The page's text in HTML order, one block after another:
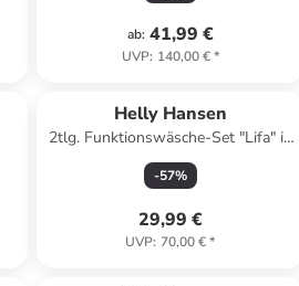
ab: 41,99 €
UVP: 140,00 €*
Helly Hansen
2tlg. Funktionswäsche-Set "Lifa" in
Dunkelblau
-57%
29,99 €
UVP: 70,00 €*